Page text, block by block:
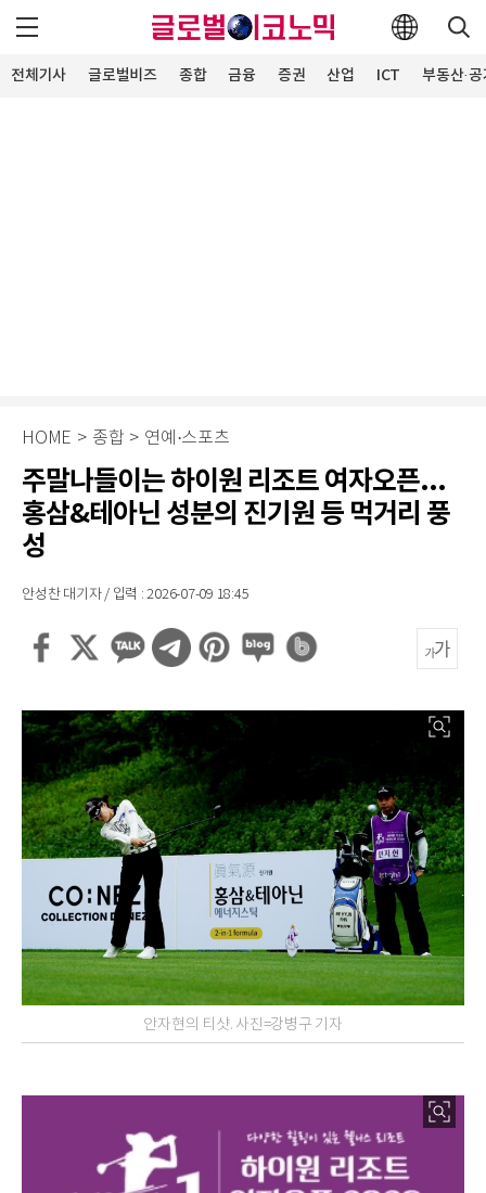
전체기사 글로벌비즈 종합 금융 증권 산업 ICT 부동산·
HOME > 종합 > 연예·스포츠
주말나들이는 하이원 리조트 여자오픈...
홍삼&테아닌 성분의 진기원 등 먹거리 풍
성
안성찬 대기자 / 입력 : 2026-07-09 18:45
안자현의 티샷. 사진=강병구 기자